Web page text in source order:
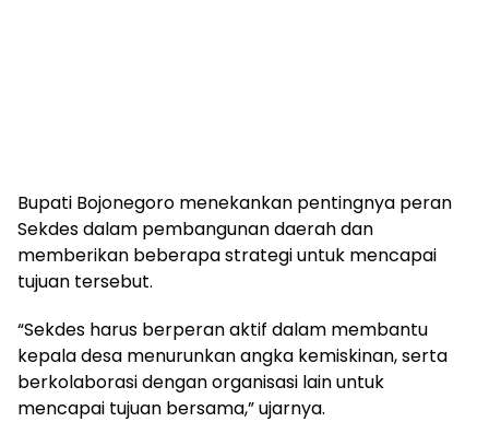
Bupati Bojonegoro menekankan pentingnya peran
Sekdes dalam pembangunan daerah dan
memberikan beberapa strategi untuk mencapai
tujuan tersebut.
“Sekdes harus berperan aktif dalam membantu
kepala desa menurunkan angka kemiskinan, serta
berkolaborasi dengan organisasi lain untuk
mencapai tujuan bersama,” ujarnya.